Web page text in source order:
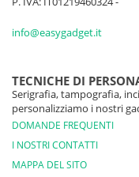
info@easygadget.it
TECNICHE DI
Serigrafia, tampografia,
personalizziamo i nostri
DOMANDE FREQUENTI
I NOSTRI CONTATTI
MAPPA DEL SITO